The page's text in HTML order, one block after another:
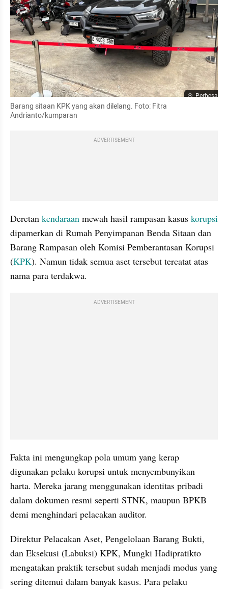
Perbesar
Barang sitaan KPK yang akan dilelang. Foto: Fitra
Andrianto/kumparan
ADVERTISEMENT
Deretan kendaraan mewah hasil rampasan kasus korupsi
dipamerkan di Rumah Penyimpanan Benda Sitaan dan
Barang Rampasan oleh Komisi Pemberantasan Korupsi
(KPK). Namun tidak semua aset tersebut tercatat atas
nama para terdakwa.
ADVERTISEMENT
Fakta ini mengungkap pola umum yang kerap
digunakan pelaku korupsi untuk menyembunyikan
harta. Mereka jarang menggunakan identitas pribadi
dalam dokumen resmi seperti STNK, maupun BPKB
demi menghindari pelacakan auditor.
Direktur Pelacakan Aset, Pengelolaan Barang Bukti,
dan Eksekusi (Labuksi) KPK, Mungki Hadipratikto
mengatakan praktik tersebut sudah menjadi modus yang
sering ditemui dalam banyak kasus. Para pelaku